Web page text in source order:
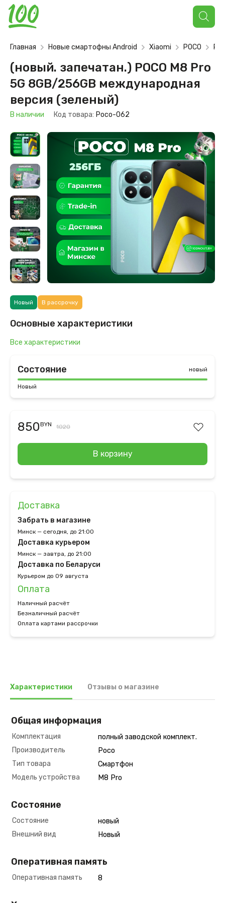
Поиск
товаров
Главная Новые смартофны Android Xiaomi POCO
(новый. запечатан.) POCO M8 Pro
5G 8GB/256GB международная
версия (зеленый)
В наличии Код товара: Poco-062
Новый В рассрочку
Основные характеристики
Все характеристики
Состояние новый
Новый
850BYN 1020
В корзину
Доставка
Забрать в магазине
Минск — сегодня, до 21:00
Доставка курьером
Минск — завтра, до 21:00
Доставка по Беларуси
Курьером до 09 августа
Оплата
Наличный расчёт
Безналичный расчёт
Оплата картами рассрочки
Характеристики Отзывы о магазине
Общая информация
Комплектация
полный заводской комплект.
Производитель
Poco
Тип товара
Смартфон
Модель устройства
M8 Pro
Состояние
Состояние
новый
Внешний вид
Новый
Оперативная память
Оперативная память 8